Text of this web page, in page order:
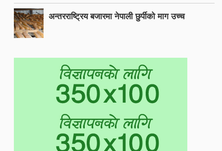
अन्तरराष्ट्रिय बजारमा नेपाली छुर्पीको माग उच्च